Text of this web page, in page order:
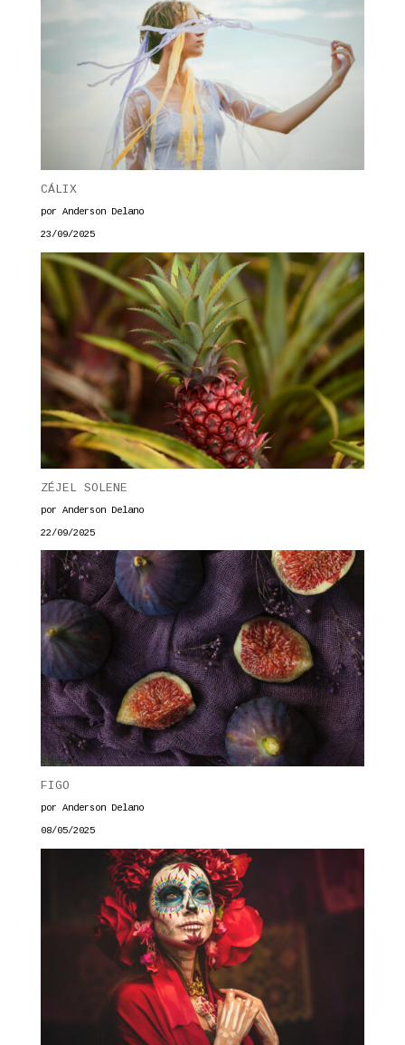
CÁLIX
por Anderson Delano
23/09/2025
ZÉJEL SOLENE
por Anderson Delano
22/09/2025
FIGO
por Anderson Delano
08/05/2025